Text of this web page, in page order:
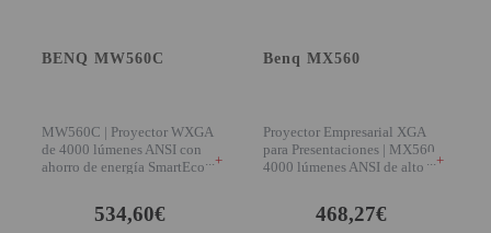
Atención Pedidos:
951 10 21 22
pedidos@proyectorbarato.com
BENQ MW560C
MW560C | Proyector WXGA
de 4000 lúmenes ANSI con
ahorro de energía SmartEco
+
534,60€
Benq MX560
Proyector Empresarial XGA
para Presentaciones | MX560
4000 lúmenes ANSI de alto
+
468,27€